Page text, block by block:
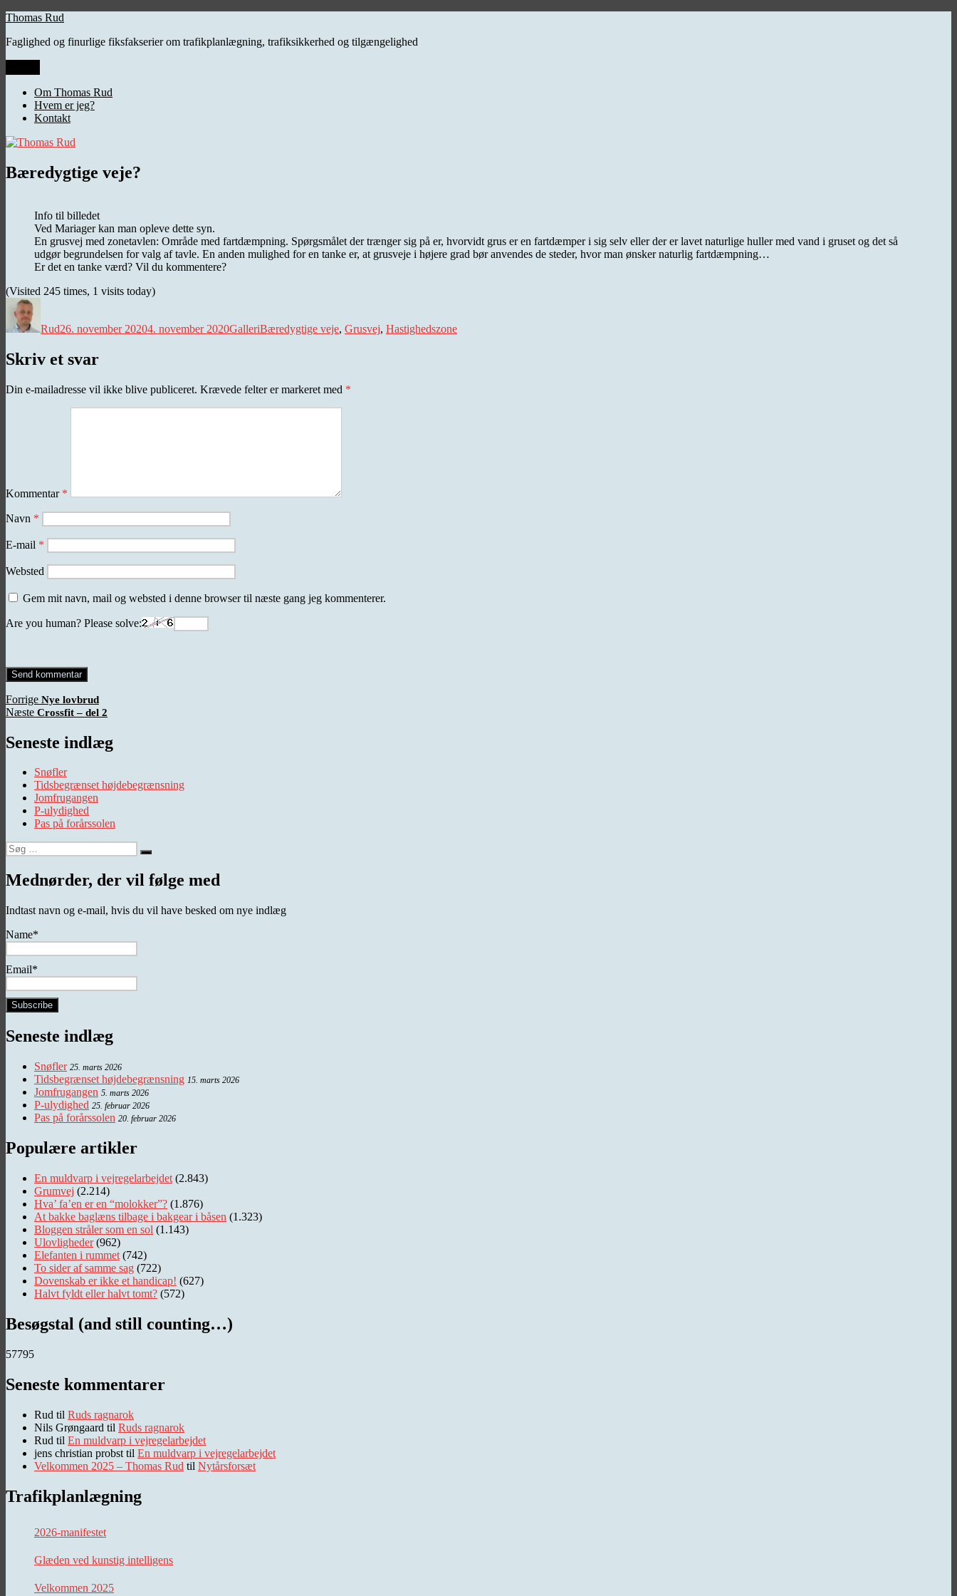
Videre
indhold
Thomas Rud
Faglighed og finurlige fiksfakserier om trafikplanlægning, trafiksikkerhed og tilgængelighed
Om Thomas Rud
Hvem er jeg?
Kontakt
Bæredygtige veje?
Info til billedet
Ved Mariager kan man opleve dette syn.
En grusvej med zonetavlen: Område med fartdæmpning. Spørgsmålet der trænger sig på er, hvorvidt grus er en fartdæmper i sig selv eller der er lavet naturlige huller med vand i gruset og det så
udgør begrundelsen for valg af tavle. En anden mulighed for en tanke er, at grusveje i højere grad bør anvendes de steder, hvor man ønsker naturlig fartdæmpning…
Er det en tanke værd? Vil du kommentere?
(Visited 245 times, 1 visits today)
Rud26. november 20204. november 2020GalleriBæredygtige veje, Grusvej, Hastighedszone
Skriv et svar
Din e-mailadresse vil ikke blive publiceret. Krævede felter er markeret med *
Kommentar *
Navn *
E-mail *
Websted
Gem mit navn, mail og websted i denne browser til næste gang jeg kommenterer.
Are you human? Please solve:
Indlægsnavigation
Forrige Forrige
indlæg:
Nye lovbrud
Næste Næste
Crossfit – del 2
Seneste indlæg
Snøfler
Tidsbegrænset højdebegrænsning
Jomfrugangen
P-ulydighed
Pas på forårssolen
Søg
efter:
Søg
Mednørder, der vil følge med
Indtast navn og e-mail, hvis du vil have besked om nye indlæg
Name*
Email*
Seneste indlæg
Snøfler 25. marts 2026
Tidsbegrænset højdebegrænsning 15. marts 2026
Jomfrugangen 5. marts 2026
P-ulydighed 25. februar 2026
Pas på forårssolen 20. februar 2026
Populære artikler
En muldvarp i vejregelarbejdet (2.843)
Grumvej (2.214)
Hva’ fa’en er en “molokker”? (1.876)
At bakke baglæns tilbage i bakgear i båsen (1.323)
Bloggen stråler som en sol (1.143)
Ulovligheder (962)
Elefanten i rummet (742)
To sider af samme sag (722)
Dovenskab er ikke et handicap! (627)
Halvt fyldt eller halvt tomt? (572)
Besøgstal (and still counting…)
57795
Seneste kommentarer
Rud til Ruds ragnarok
Nils Grøngaard til Ruds ragnarok
Rud til En muldvarp i vejregelarbejdet
jens christian probst til En muldvarp i vejregelarbejdet
Velkommen 2025 – Thomas Rud til Nytårsforsæt
Trafikplanlægning
2026-manifestet
Glæden ved kunstig intelligens
Velkommen 2025